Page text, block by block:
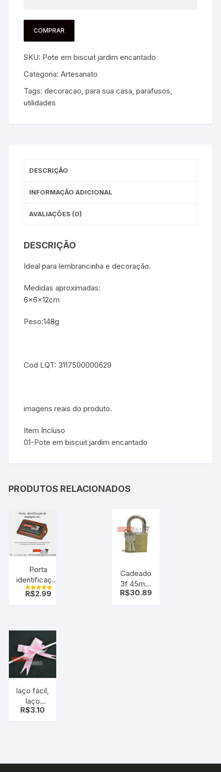
COMPRAR
SKU: Pote em biscuit jardim encantado
Categoria:Artesanato
Tags:decoracao,para sua casa,parafusos,
utilidades
DESCRIÇÃO
INFORMAÇÃO ADICIONAL
AVALIAÇÕES (0)
DESCRIÇÃO
Ideal para lembrancinha e decoração.
Medidas aproximadas:
6x6x12cm
Peso:148g
Cod LQT: 3117500000629
imagens reais do produto.
Item Incluso
01-Pote em biscuit jardim encantado
PRODUTOS RELACIONADOS
Porta
identificação
de
bagagem,
Avaliação
R$2.99
Cadeado
3f 45mm
grande
R$30.89
laço fácil,
laço
mágico,
R$3.10